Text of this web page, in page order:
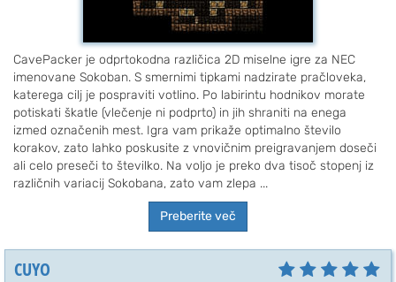
CavePacker je odprtokodna različica 2D miselne igre za NEC
imenovane Sokoban. S smernimi tipkami nadzirate pračloveka,
katerega cilj je pospraviti votlino. Po labirintu hodnikov morate
potiskati škatle (vlečenje ni podprto) in jih shraniti na enega
izmed označenih mest. Igra vam prikaže optimalno število
korakov, zato lahko poskusite z vnovičnim preigravanjem doseči
ali celo preseči to številko. Na voljo je preko dva tisoč stopenj iz
različnih variacij Sokobana, zato vam zlepa ...
Preberite več
CUYO